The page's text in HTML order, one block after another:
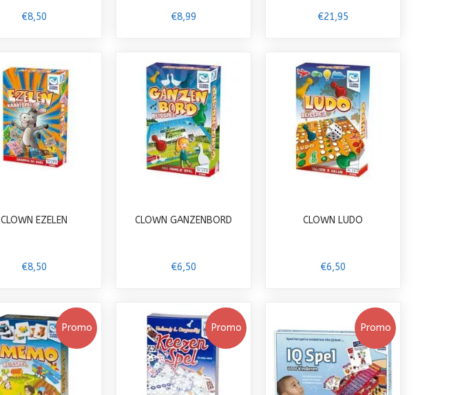
€8,50
€8,99 €21,95
CLOWN EZELEN
€8,50
CLOWN GANZENBORD
€6,50
CLOWN LUDO
€6,50
Promo Promo Promo